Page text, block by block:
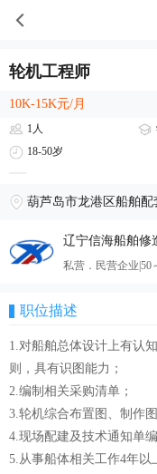
轮机工程师
10K-15K元/月
1人
18-50岁
葫芦岛市龙港区船舶配
辽宁信海船舶修
私营．民营企业|50
职位描述
1.对船舶总体设计上有认
则，具有识图能力；
2.编制相关采购清单；
3.轮机综合布置图、制作
4.现场配建及技术通知单
5.从事船体相关工作4年以